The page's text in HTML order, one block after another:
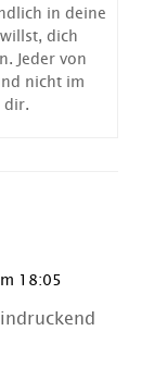
in deine
dich
Jeder von
nicht im
dir.
18:05